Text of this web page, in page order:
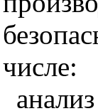
числе: